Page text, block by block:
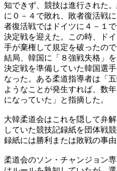
知できず、競技は進行された
に０－４で敗れ、敗者復活戦
者復活戦ではドイツに４－１
決定戦を迎えた。この時、ド
手が棄権して規定を破ったの
結局、韓国に「８強戦失格」
決定戦を準備していた韓国選
なった。ある柔道指導者は「
ようなことが発生すれば、数
になっていた」と指摘した。
大韓柔道会はこれを隠して弁
していた競技記録紙を団体戦
録紙には勝利または敗戦の事由
柔道会のソン・チャンジョン